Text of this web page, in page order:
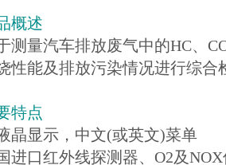
概述
测量汽车排放废气中的HC、
性能及排放污染情况进行综合
特点
晶显示，中文(或英文)菜单
进口红外线探测器、O2及